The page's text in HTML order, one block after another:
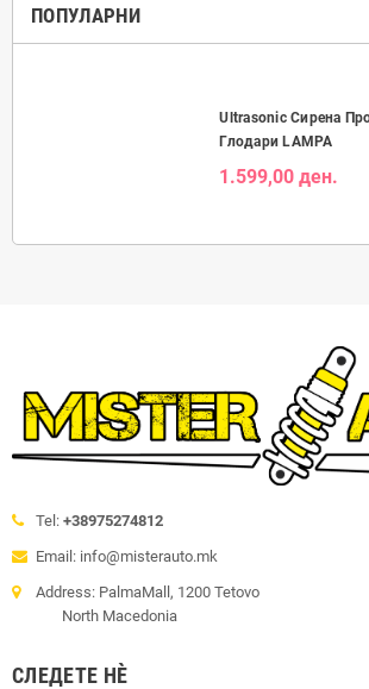
ПОПУЛАРНИ
Ultrasonic Сирена
Глодари LAMPA
1.599,00 ден.
Tel: +38975274812
Email: info@misterauto.mk
Address: PalmaMall, 1200 Tetovo
North Macedonia
СЛЕДЕТЕ НÈ